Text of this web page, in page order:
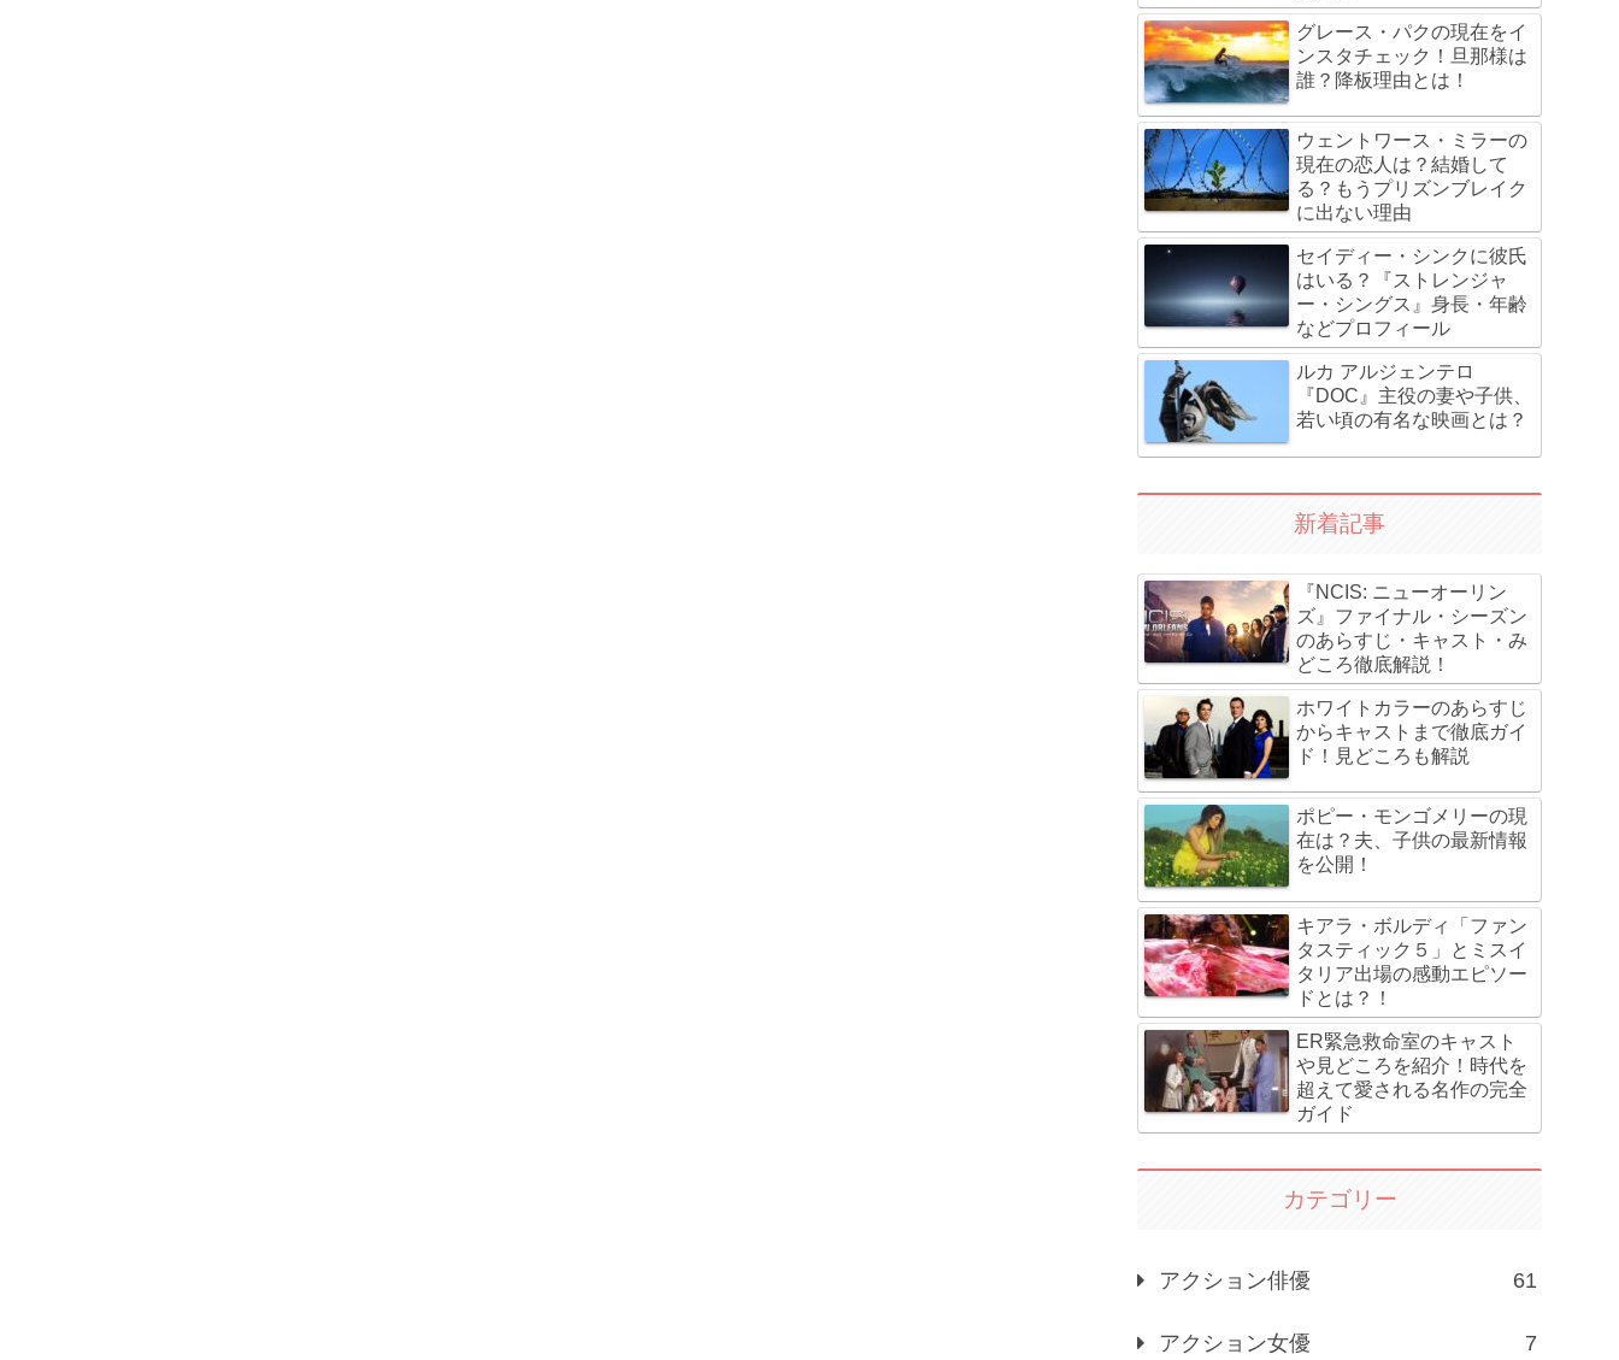
グレース・パクの現在をイ
ンスタチェック！旦那様は
誰？降板理由とは！
ウェントワース・ミラーの
現在の恋人は？結婚して
る？もうプリズンブレイク
に出ない理由
セイディー・シンクに彼氏
はいる？『ストレンジャ
ー・シングス』身長・年齢
などプロフィール
ルカ アルジェンテロ
『DOC』主役の妻や子供、
若い頃の有名な映画とは？
新着記事
『NCIS: ニューオーリン
ズ』ファイナル・シーズン
のあらすじ・キャスト・み
どころ徹底解説！
ホワイトカラーのあらすじ
からキャストまで徹底ガイ
ド！見どころも解説
ポピー・モンゴメリーの現
在は？夫、子供の最新情報
を公開！
キアラ・ボルディ「ファン
タスティック５」とミスイ
タリア出場の感動エピソー
ドとは？！
ER緊急救命室のキャスト
や見どころを紹介！時代を
超えて愛される名作の完全
ガイド
カテゴリー
アクション俳優 61
アクション女優 7